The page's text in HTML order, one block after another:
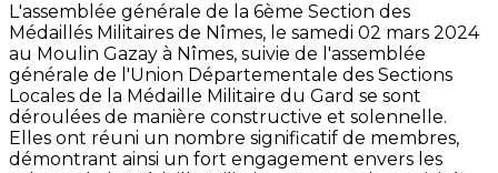
L'assemblée générale de la 6ème Section des
Médaillés Militaires de Nîmes, le samedi 02 mars 2024
au Moulin Gazay à Nîmes, suivie de l'assemblée
générale de l'Union Départementale des Sections
Locales de la Médaille Militaire du Gard se sont
déroulées de manière constructive et solennelle.
Elles ont réuni un nombre significatif de membres,
démontrant ainsi un fort engagement envers les